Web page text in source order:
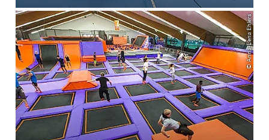
© Anna-Lena Ehlers